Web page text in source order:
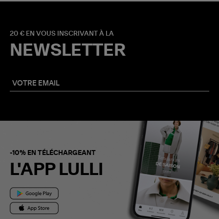
20 € EN VOUS INSCRIVANT À LA
NEWSLETTER
-10% EN TÉLÉCHARGEANT
L'APP LULLI